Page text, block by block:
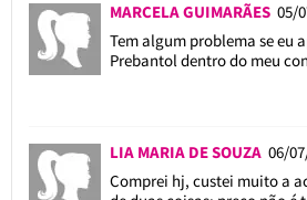
MARCELA GUIMARÃES 05/
Tem algum problema se eu
Prebantol dentro do meu
LIA MARIA DE SOUZA 06/
Comprei hj, custei muito a